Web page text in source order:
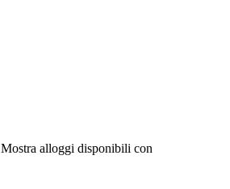
Mostra alloggi disponibili con